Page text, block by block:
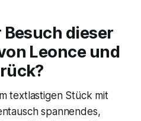
dieser
Leonce und
textlastigen Stück mit
spannendes,